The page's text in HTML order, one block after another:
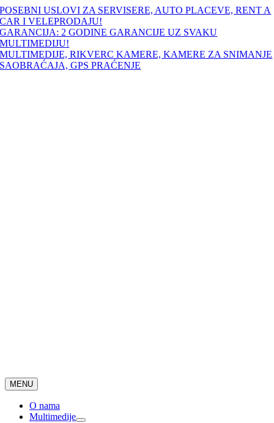
Skip
to
content
POSEBNI USLOVI ZA SERVISERE, AUTO PLACEVE, RENT A
CAR I VELEPRODAJU!
GARANCIJA: 2 GODINE GARANCIJE UZ SVAKU
MULTIMEDIJU!
MULTIMEDIJE, RIKVERC KAMERE, KAMERE ZA SNIMANJE
SAOBRAĆAJA, GPS PRAĆENJE
MENU
O nama
Multimedije